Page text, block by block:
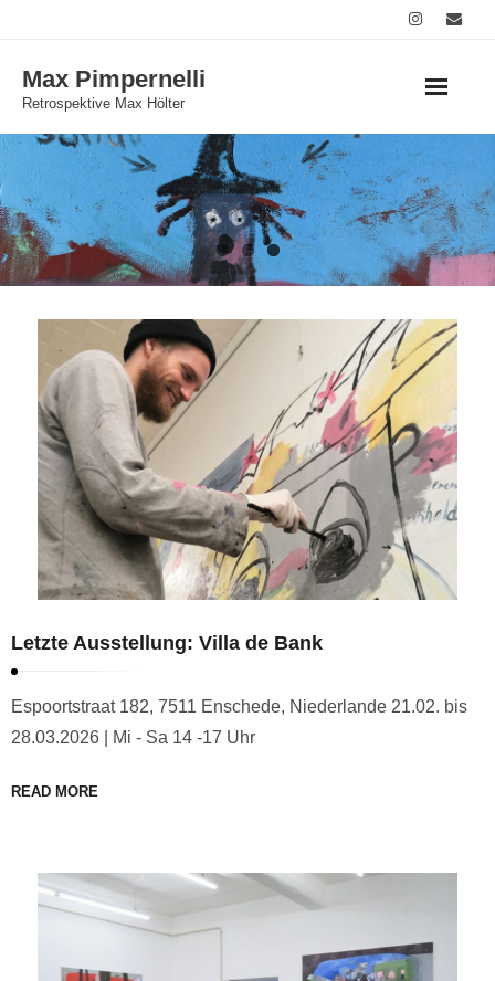
content
Max Pimpernelli
Retrospektive Max Hölter
Letzte Ausstellung: Villa de Bank
Espoortstraat 182, 7511 Enschede, Niederlande 21.02. bis
28.03.2026 | Mi - Sa 14 -17 Uhr
READ MORE